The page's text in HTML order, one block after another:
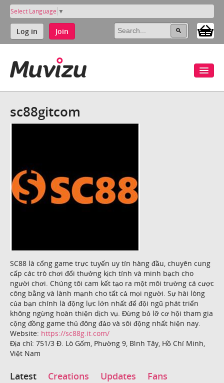
Select Language ▼
Log in Join
sc88gitcom
SC88 là cổng game trực tuyến uy tín hàng đầu, chuyên cung
cấp các trò chơi đổi thưởng kịch tính và minh bạch cho
người chơi. Chúng tôi cam kết tạo ra một môi trường cá cược
công bằng và lành mạnh cho tất cả mọi người. Sự hài lòng
của bạn chính là động lực lớn nhất để đội ngũ phát triển
không ngừng hoàn thiện dịch vụ. Đừng bỏ lỡ cơ hội tham gia
cộng đồng game thủ đông đảo và sôi động nhất hiện nay.
Website: https://sc88g.it.com/
Địa chỉ: 751/3 Đ. Lò Gốm, Phường 9, Bình Tây, Hồ Chí Minh,
Việt Nam
Latest Creations Updates Fans